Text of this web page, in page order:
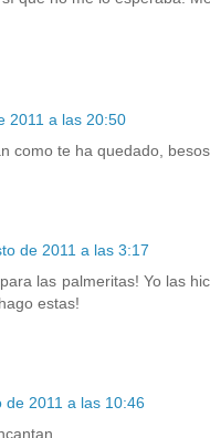
2011 a las 20:50
como te ha quedado, besos
de 2011 a las 3:17
las palmeritas! Yo las
estas!
de 2011 a las 10:46